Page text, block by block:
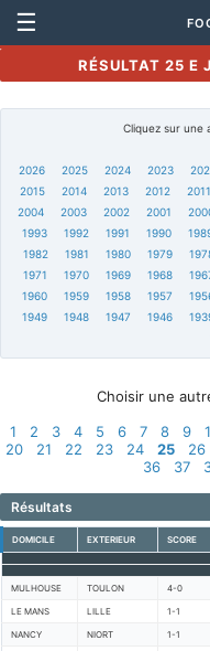
☰
RÉSULTAT 25 E
Cliquez sur une
2026 2025 2024 2023
2015
2014 2013 2012 2011
2004
2003 2002 2001
1993
1992 1991 1990
1982
1981 1980 1979
1971
1970 1969 1968
1960
1959 1958 1957
1949
1948 1947 1946
Choisir une
1
2 3 4 5 6 7 8 9
20
21 22 23 24 25 26
36
37
Résultats
DOMICILE EXTERIEUR SCORE
MULHOUSE TOULON 4-0
LE MANS LILLE 1-1
NANCY NIORT 1-1